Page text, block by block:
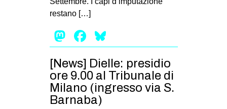
restano […]
Mastodon
Facebook
[News] Dielle: presidio
ore 9.00 al Tribunale di
Milano (ingresso via S.
Barnaba)